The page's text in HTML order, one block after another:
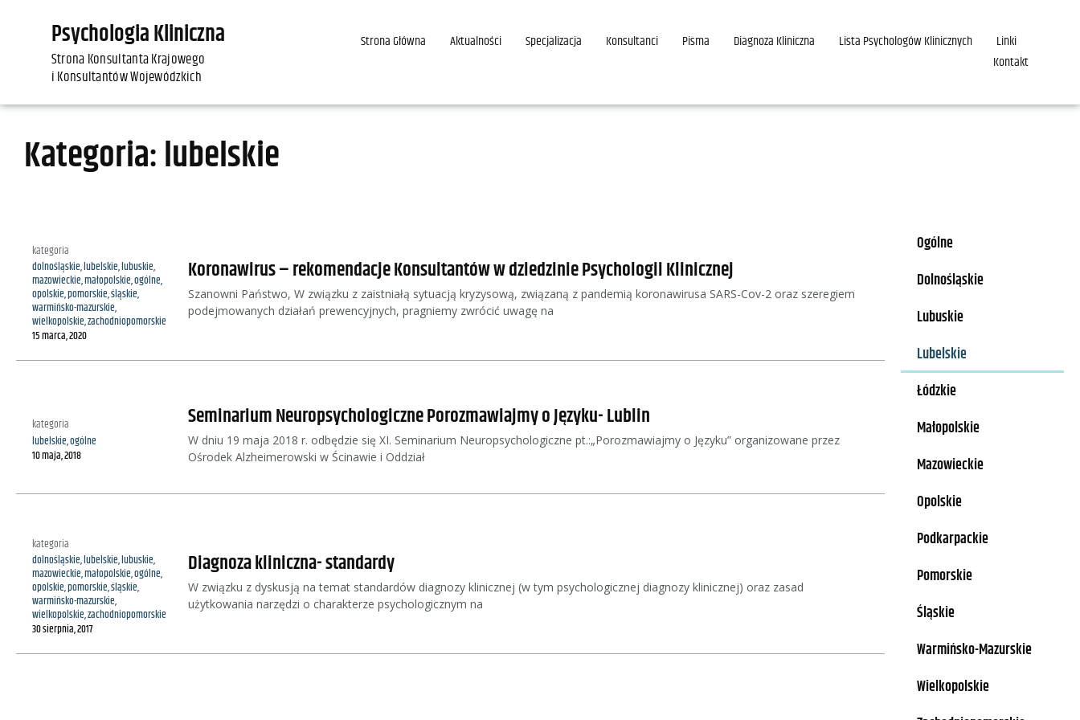
Psychologia Kliniczna
Strona Konsultanta Krajowego
i Konsultantów Wojewódzkich
Strona Główna Aktualności Specjalizacja Konsultanci Pisma Diagnoza Kliniczna Lista Psychologów Klinicznych
Linki
Kontakt
Kategoria: lubelskie
kategoria
dolnośląskie,lubelskie,lubuskie,
mazowieckie,małopolskie,ogólne,
opolskie,pomorskie,śląskie,
warmińsko-mazurskie,
wielkopolskie,zachodniopomorskie
15 marca, 2020
Koronawirus – rekomendacje Konsultantów w dziedzinie Psychologii Klinicznej
Szanowni Państwo, W związku z zaistniałą sytuacją kryzysową, związaną z pandemią koronawirusa SARS-Cov-2 oraz szeregiem
podejmowanych działań prewencyjnych, pragniemy zwrócić uwagę na
kategoria
lubelskie,ogólne
10 maja, 2018
Seminarium Neuropsychologiczne Porozmawiajmy o Języku- Lublin
W dniu 19 maja 2018 r. odbędzie się XI. Seminarium Neuropsychologiczne pt.:„Porozmawiajmy o Języku” organizowane przez
Ośrodek Alzheimerowski w Ścinawie i Oddział
kategoria
dolnośląskie,lubelskie,lubuskie,
mazowieckie,małopolskie,ogólne,
opolskie,pomorskie,śląskie,
warmińsko-mazurskie,
wielkopolskie,zachodniopomorskie
30 sierpnia, 2017
Diagnoza kliniczna- standardy
W związku z dyskusją na temat standardów diagnozy klinicznej (w tym psychologicznej diagnozy klinicznej) oraz zasad
użytkowania narzędzi o charakterze psychologicznym na
Ogólne
Dolnośląskie
Lubuskie
Lubelskie
Łódzkie
Małopolskie
Mazowieckie
Opolskie
Podkarpackie
Pomorskie
Śląskie
Warmińsko-Mazurskie
Wielkopolskie